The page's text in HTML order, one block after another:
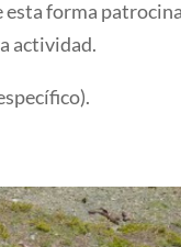
esta forma
actividad.